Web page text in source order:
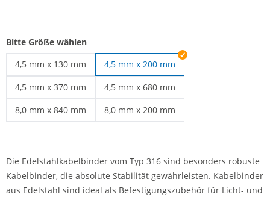
Bitte Größe wählen
4,5 mm x 130 mm
Edelstahl Kabelbinder | 4,5 mm x 130 mm
4,5 mm x 200 mm
4,5 mm x 370 mm
Edelstahl Kabelbinder | 4,5 mm x 370 mm
4,5 mm x 680 mm
Edelstahl Kabelbinder | 4,5 mm x 680
8,0 mm x 840 mm
8,0 mm x 200 mm
Die Edelstahlkabelbinder vom Typ 316 sind besonders robuste
Kabelbinder, die absolute Stabilität gewährleisten. Kabelbinder
aus Edelstahl sind ideal als Befestigungszubehör für Licht- und